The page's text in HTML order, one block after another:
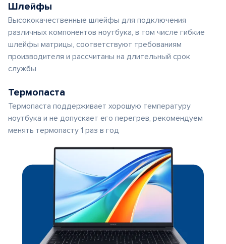
Шлейфы
Высококачественные шлейфы для подключения
различных компонентов ноутбука, в том числе гибкие
шлейфы матрицы, соответствуют требованиям
производителя и рассчитаны на длительный срок
службы
Термопаста
Термопаста поддерживает хорошую температуру
ноутбука и не допускает его перегрев, рекомендуем
менять термопасту 1 раз в год